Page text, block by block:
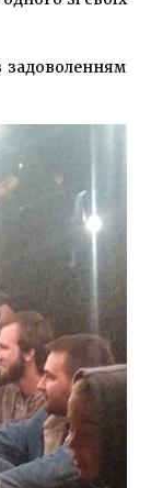
расписание.
опозданием
був
який втік з
знятися з
задоволенням